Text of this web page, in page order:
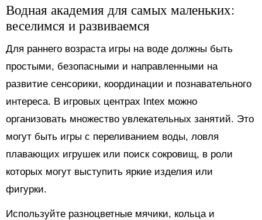
Водная академия для самых маленьких:
веселимся и развиваемся
Для раннего возраста игры на воде должны быть
простыми, безопасными и направленными на
развитие сенсорики, координации и познавательного
интереса. В игровых центрах Intex можно
организовать множество увлекательных занятий. Это
могут быть игры с переливанием воды, ловля
плавающих игрушек или поиск сокровищ, в роли
которых могут выступить яркие изделия или
фигурки.
Используйте разноцветные мячики, кольца и